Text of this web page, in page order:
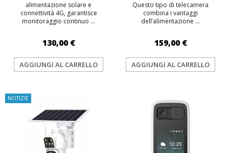
alimentazione solare e
connettività 4G, garantisce
monitoraggio continuo ...
130,00 €
AGGIUNGI AL CARRELLO
Questo tipo di telecamera
combina i vantaggi
dell’alimentazione ...
159,00 €
AGGIUNGI AL CARRELLO
NOTIZIE